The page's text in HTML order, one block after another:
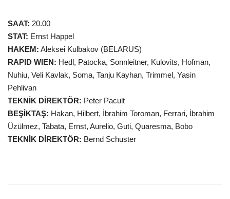
SAAT: 20.00
STAT: Ernst Happel
HAKEM: Aleksei Kulbakov (BELARUS)
RAPID WIEN: Hedl, Patocka, Sonnleitner, Kulovits, Hofman,
Nuhiu, Veli Kavlak, Soma, Tanju Kayhan, Trimmel, Yasin
Pehlivan
TEKNİK DİREKTÖR: Peter Pacult
BEŞİKTAŞ: Hakan, Hilbert, İbrahim Toroman, Ferrari, İbrahim
Üzülmez, Tabata, Ernst, Aurelio, Guti, Quaresma, Bobo
TEKNİK DİREKTÖR: Bernd Schuster